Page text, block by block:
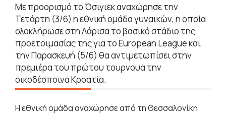
Με προορισμό το Όσιγιεκ αναχώρησε την
Τετάρτη (3/6) η εθνική ομάδα γυναικών, η οποία
ολοκλήρωσε στη Λάρισα το βασικό στάδιο της
προετοιμασίας της για το European League και
την Παρασκευή (5/6) θα αντιμετωπίσει στην
πρεμιέρα του πρώτου τουρνουά την
οικοδέσποινα Κροατία.
Η εθνική ομάδα αναχώρησε από τη Θεσσαλονίκη